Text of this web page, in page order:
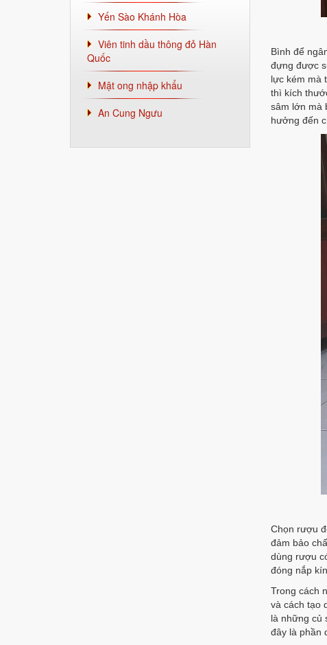
Yến Sào Khánh Hòa
Viên tinh dầu thông đỏ Hàn
Quốc
Mật ong nhập khẩu
An Cung Ngưu
Bình để
đựng được
lực kém mà
thì kích
sâm lớn mà
hưởng đến
Chọn rượu
đảm bảo
dùng rượu
đóng nắp
Trong cách
và cách tạo
là những củ
đây là phần